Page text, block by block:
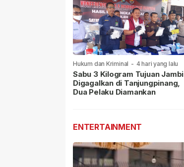
Hukum dan Kriminal - 4 hari yang lalu
Sabu 3 Kilogram Tujuan Jambi
Digagalkan di Tanjungpinang,
Dua Pelaku Diamankan
ENTERTAINMENT